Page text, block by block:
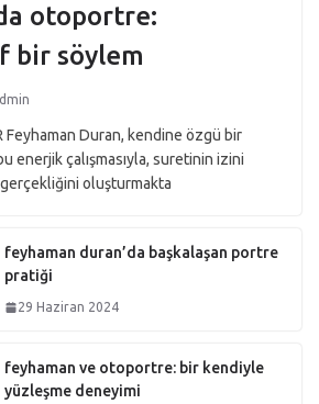
otoportre:
bir söylem
Feyhaman Duran, kendine özgü bir
enerjik çalışmasıyla, suretinin izini
oluşturmakta
feyhaman duran’da başkalaşan portre
pratiği
29 Haziran 2024
feyhaman ve otoportre: bir kendiyle
yüzleşme deneyimi